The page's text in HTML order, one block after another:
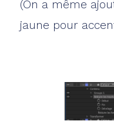
(On a même
jaune pour